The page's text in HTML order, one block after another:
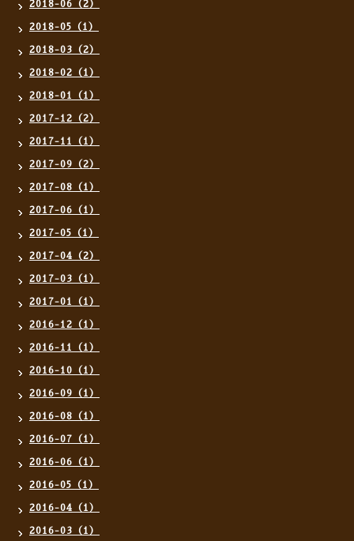
2018-06（2）
2018-05（1）
2018-03（2）
2018-02（1）
2018-01（1）
2017-12（2）
2017-11（1）
2017-09（2）
2017-08（1）
2017-06（1）
2017-05（1）
2017-04（2）
2017-03（1）
2017-01（1）
2016-12（1）
2016-11（1）
2016-10（1）
2016-09（1）
2016-08（1）
2016-07（1）
2016-06（1）
2016-05（1）
2016-04（1）
2016-03（1）